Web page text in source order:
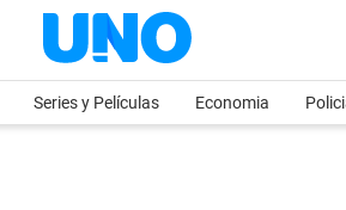
Series y Películas Economia